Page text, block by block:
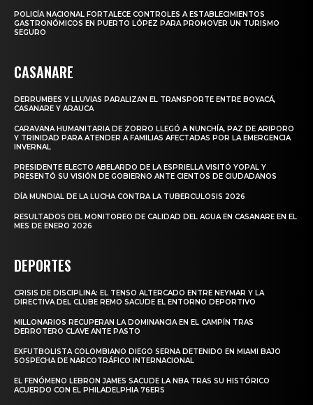
POLICÍA NACIONAL FORTALECE CONTROLES A ESTABLECIMIENTOS
GASTRONÓMICOS EN PUERTO LÓPEZ PARA PROMOVER UN TURISMO
SEGURO
CASANARE
DERRUMBES Y LLUVIAS PARALIZAN EL TRANSPORTE ENTRE BOYACÁ,
CASANARE Y ARAUCA
CARAVANA HUMANITARIA DE ZORRO LLEGÓ A NUNCHÍA, PAZ DE ARIPORO
Y TRINIDAD PARA ATENDER A FAMILIAS AFECTADAS POR LA EMERGENCIA
INVERNAL
PRESIDENTE ELECTO ABELARDO DE LA ESPRIELLA VISITÓ YOPAL Y
PRESENTÓ SU VISIÓN DE GOBIERNO ANTE CIENTOS DE CIUDADANOS
DÍA MUNDIAL DE LA LUCHA CONTRA LA TUBERCULOSIS 2026
RESULTADOS DEL MONITOREO DE CALIDAD DEL AGUA EN CASANARE EN EL
MES DE ENERO 2026
DEPORTES
CRISIS DE DISCIPLINA: EL TENSO ALTERCADO ENTRE NEYMAR Y LA
DIRECTIVA DEL CLUBE REMO SACUDE EL ENTORNO DEPORTIVO
MILLONARIOS RECUPERAN LA DOMINANCIA EN EL CAMPÍN TRAS
DERROTERO CLAVE ANTE PASTO
EXFUTBOLISTA COLOMBIANO DIEGO SERNA DETENIDO EN MIAMI BAJO
SOSPECHA DE NARCOTRÁFICO INTERNACIONAL
EL FENÓMENO LEBRON JAMES SACUDE LA NBA TRAS SU HISTÓRICO
ACUERDO CON EL PHILADELPHIA 76ERS